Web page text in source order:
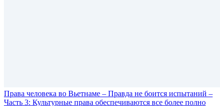
Права человека во Вьетнаме – Правда не боится испытаний –
Часть 3: Культурные права обеспечиваются всe более полно